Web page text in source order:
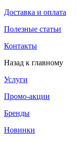
Доставка и оплата
Полезные статьи
Контакты
Назад к главному
Услуги
Промо-акции
Бренды
Новинки